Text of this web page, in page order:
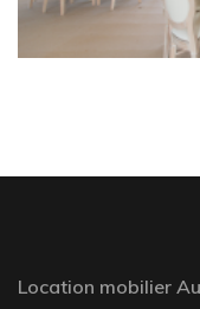
Location mobilier